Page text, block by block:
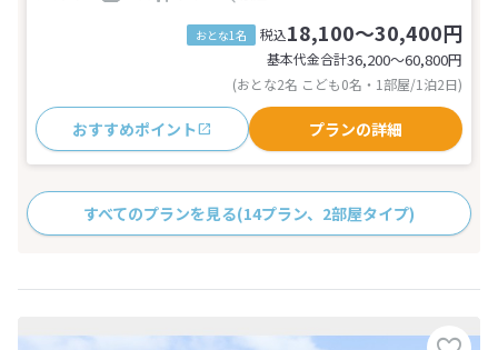
おとな1名 税込18,100～30,400円
基本代金合計36,200〜60,800円
(おとな2名 こども0名・1部屋/1泊2日)
おすすめポイント プランの詳細
すべてのプランを見る(14プラン、2部屋タイプ)